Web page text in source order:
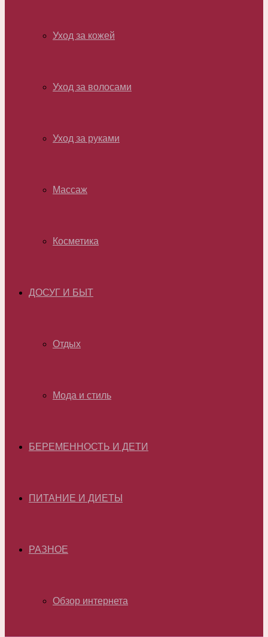
Уход за кожей
Уход за волосами
Уход за руками
Массаж
Косметика
ДОСУГ И БЫТ
Отдых
Мода и стиль
БЕРЕМЕННОСТЬ И ДЕТИ
ПИТАНИЕ И ДИЕТЫ
РАЗНОЕ
Обзор интернета